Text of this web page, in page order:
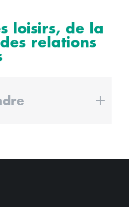
loisirs, de la
relations